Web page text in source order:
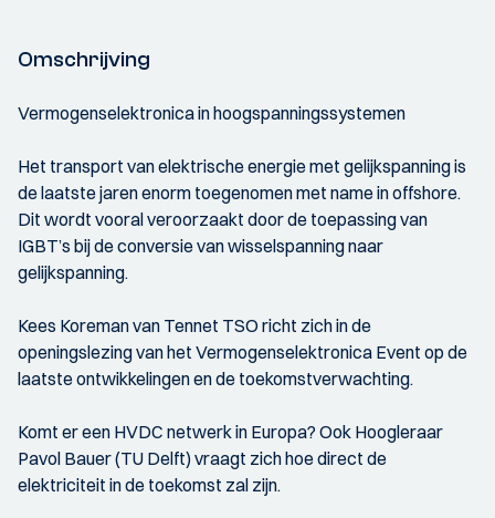
Omschrijving
Vermogenselektronica in hoogspanningssystemen
Het transport van elektrische energie met gelijkspanning is
de laatste jaren enorm toegenomen met name in offshore.
Dit wordt vooral veroorzaakt door de toepassing van
IGBT’s bij de conversie van wisselspanning naar
gelijkspanning.
Kees Koreman van Tennet TSO richt zich in de
openingslezing van het Vermogenselektronica Event op de
laatste ontwikkelingen en de toekomstverwachting.
Komt er een HVDC netwerk in Europa? Ook Hoogleraar
Pavol Bauer (TU Delft) vraagt zich hoe direct de
elektriciteit in de toekomst zal zijn.